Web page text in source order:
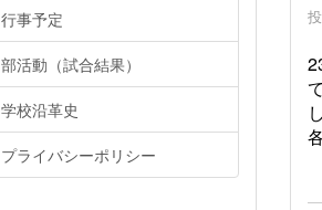
行事予定
部活動（試合結果）
学校沿革史
プライバシーポリシー